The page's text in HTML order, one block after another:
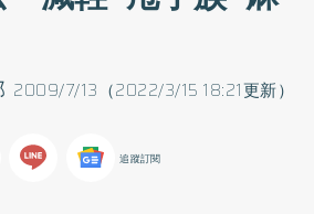
2009/7/13（2022/3/15 18:21更新）
追蹤訂閱